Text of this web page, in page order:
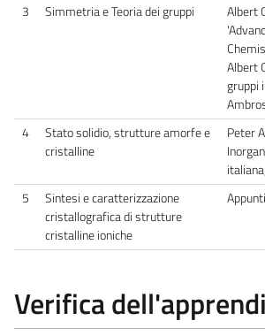
3 Simmetria e Teoria dei gruppi
Albert
Albert
gruppi
4
Stato solidio, strutture amorfe e
cristalline
Peter
5
Sintesi e caratterizzazione
cristallografica di strutture
cristalline ioniche
Verifica